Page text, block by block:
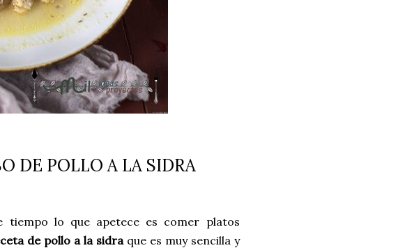
DE POLLO A LA SIDRA
lo que apetece es comer platos
de pollo a la sidraque es muy sencilla y